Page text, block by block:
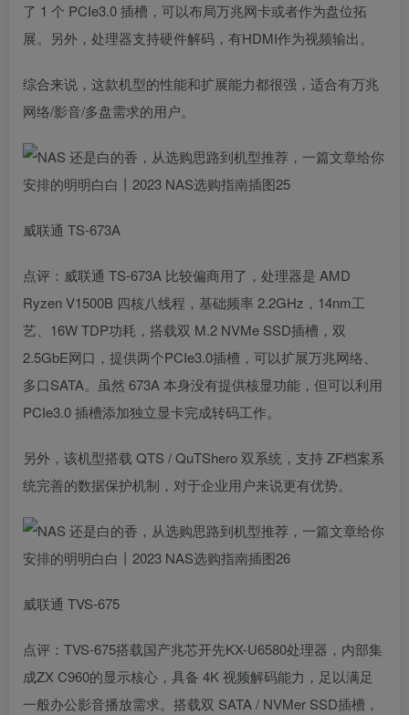
了 1 个 PCIe3.0 插槽，可以布局万兆网卡或者作为盘位拓
展。另外，处理器支持硬件解码，有HDMI作为视频输出。
综合来说，这款机型的性能和扩展能力都很强，适合有万兆
网络/影音/多盘需求的用户。
威联通 TS-673A
点评：威联通 TS-673A 比较偏商用了，处理器是 AMD
Ryzen V1500B 四核八线程，基础频率 2.2GHz，14nm工
艺、16W TDP功耗，搭载双 M.2 NVMe SSD插槽，双
2.5GbE网口，提供两个PCIe3.0插槽，可以扩展万兆网络、
多口SATA。虽然 673A 本身没有提供核显功能，但可以利用
PCIe3.0 插槽添加独立显卡完成转码工作。
另外，该机型搭载 QTS / QuTShero 双系统，支持 ZF档案系
统完善的数据保护机制，对于企业用户来说更有优势。
威联通 TVS-675
点评：TVS-675搭载国产兆芯开先KX-U6580处理器，内部集
成ZX C960的显示核心，具备 4K 视频解码能力，足以满足
一般办公影音播放需求。搭载双 SATA / NVMer SSD插槽，